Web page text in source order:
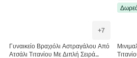
+7
Γυναικείο Βραχιόλι Αστραγάλου Από
Ατσάλι Τιτανίου Με Διπλή Σειρά